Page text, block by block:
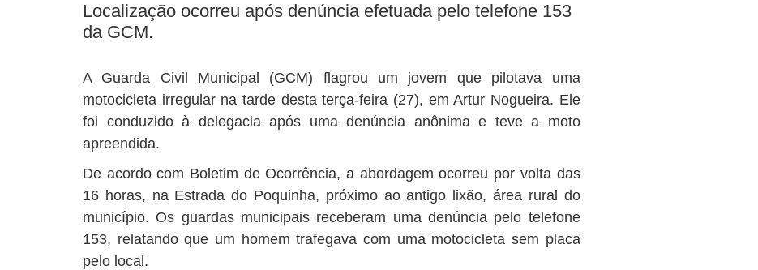
Localização ocorreu após denúncia efetuada pelo telefone 153
da GCM.
A Guarda Civil Municipal (GCM) flagrou um jovem que pilotava uma
motocicleta irregular na tarde desta terça-feira (27), em Artur Nogueira. Ele
foi conduzido à delegacia após uma denúncia anônima e teve a moto
apreendida.
De acordo com Boletim de Ocorrência, a abordagem ocorreu por volta das
16 horas, na Estrada do Poquinha, próximo ao antigo lixão, área rural do
município. Os guardas municipais receberam uma denúncia pelo telefone
153, relatando que um homem trafegava com uma motocicleta sem placa
pelo local.